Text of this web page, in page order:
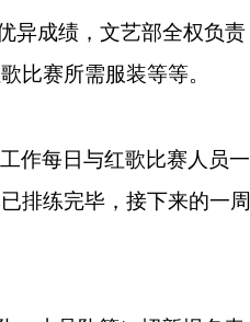
异成绩，文艺部全权负责
比赛所需服装等等。
作每日与红歌比赛人员一
排练完毕，接下来的一周